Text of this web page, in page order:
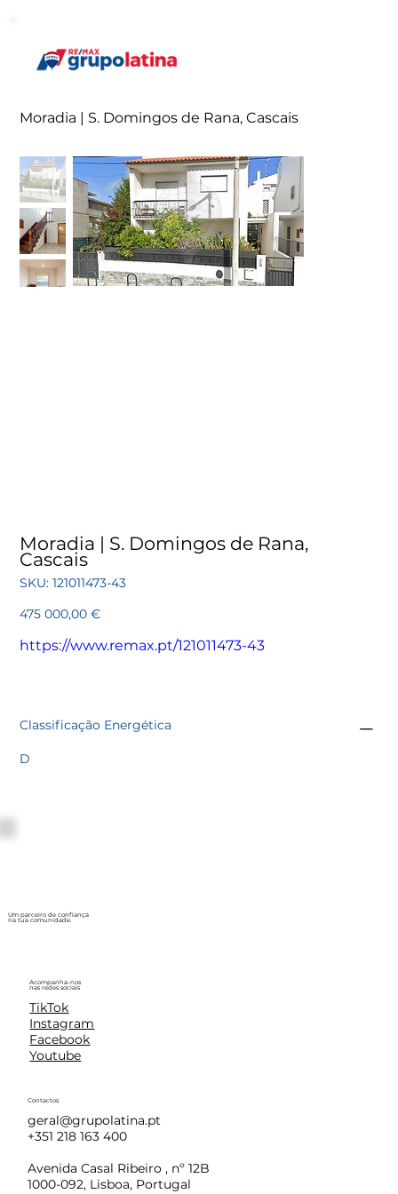
Moradia | S. Domingos de Rana, Cascais
Moradia | S. Domingos de Rana,
Cascais
SKU: SKU
121011473-
121011473-43
Preço
475 000,00 €
https://www.remax.pt/121011473-43
Classificação Energética
D
Um parceiro de confiança
na tua comunidade.
Acompanha-nos
nas redes sociais
TikTok
Instagram
Facebook
Youtube
Contactos
geral@grupolatina.pt
+351 218 163 400
Avenida Casal Ribeiro , nº 12B
1000-092, Lisboa, Portugal